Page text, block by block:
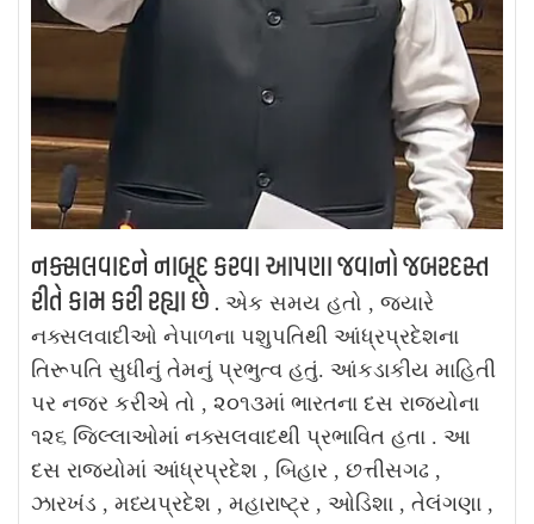
નક્સલવાદને નાબૂદ કરવા આપણા જવાનો જબરદસ્ત
રીતે કામ કરી રહ્યા છે . એક સમય હતો , જયારે
નક્સલવાદીઓ નેપાળના પશુપતિથી આંધ્રપ્રદેશના
તિરૂપતિ સુધીનું તેમનું પ્રભુત્વ હતું. આંકડાકીય માહિતી
પર નજર કરીએ તો , ૨૦૧૩માં ભારતના દસ રાજ્યોના
૧૨૬ જિલ્લાઓમાં નક્સલવાદથી પ્રભાવિત હતા . આ
દસ રાજ્યોમાં આંધ્રપ્રદેશ , બિહાર , છત્તીસગઢ ,
ઝારખંડ , મધ્યપ્રદેશ , મહારાષ્ટ્ર , ઓડિશા , તેલંગણા ,